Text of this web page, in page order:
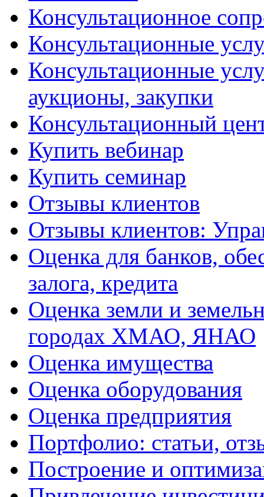
Консультационное
Консультационные
Консультационные
аукционы, закупки
Консультационный
Купить вебинар
Купить семинар
Отзывы клиентов
Отзывы клиентов:
Оценка для банков,
залога, кредита
Оценка земли и
городах ХМАО, ЯНАО
Оценка имущества
Оценка оборудования
Оценка предприятия
Портфолио: статьи,
Построение и